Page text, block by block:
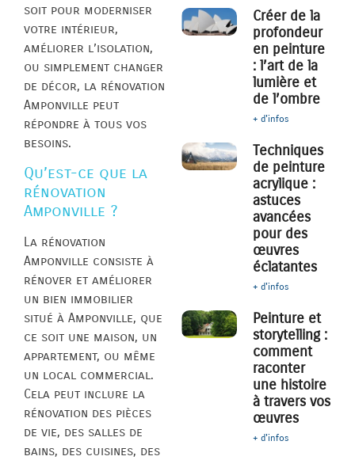
soit pour moderniser
votre intérieur,
améliorer l’isolation,
ou simplement changer
de décor, la rénovation
Amponville peut
répondre à tous vos
besoins.
Qu’est-ce que la
rénovation
Amponville ?
La rénovation
Amponville consiste à
rénover et améliorer
un bien immobilier
situé à Amponville, que
ce soit une maison, un
appartement, ou même
un local commercial.
Cela peut inclure la
rénovation des pièces
de vie, des salles de
bains, des cuisines, des
Créer de la
profondeur
en peinture
: l’art de la
lumière et
de l’ombre
+ d'infos
Techniques
de peinture
acrylique :
astuces
avancées
pour des
œuvres
éclatantes
+ d'infos
Peinture et
storytelling :
comment
raconter
une histoire
à travers vos
œuvres
+ d'infos